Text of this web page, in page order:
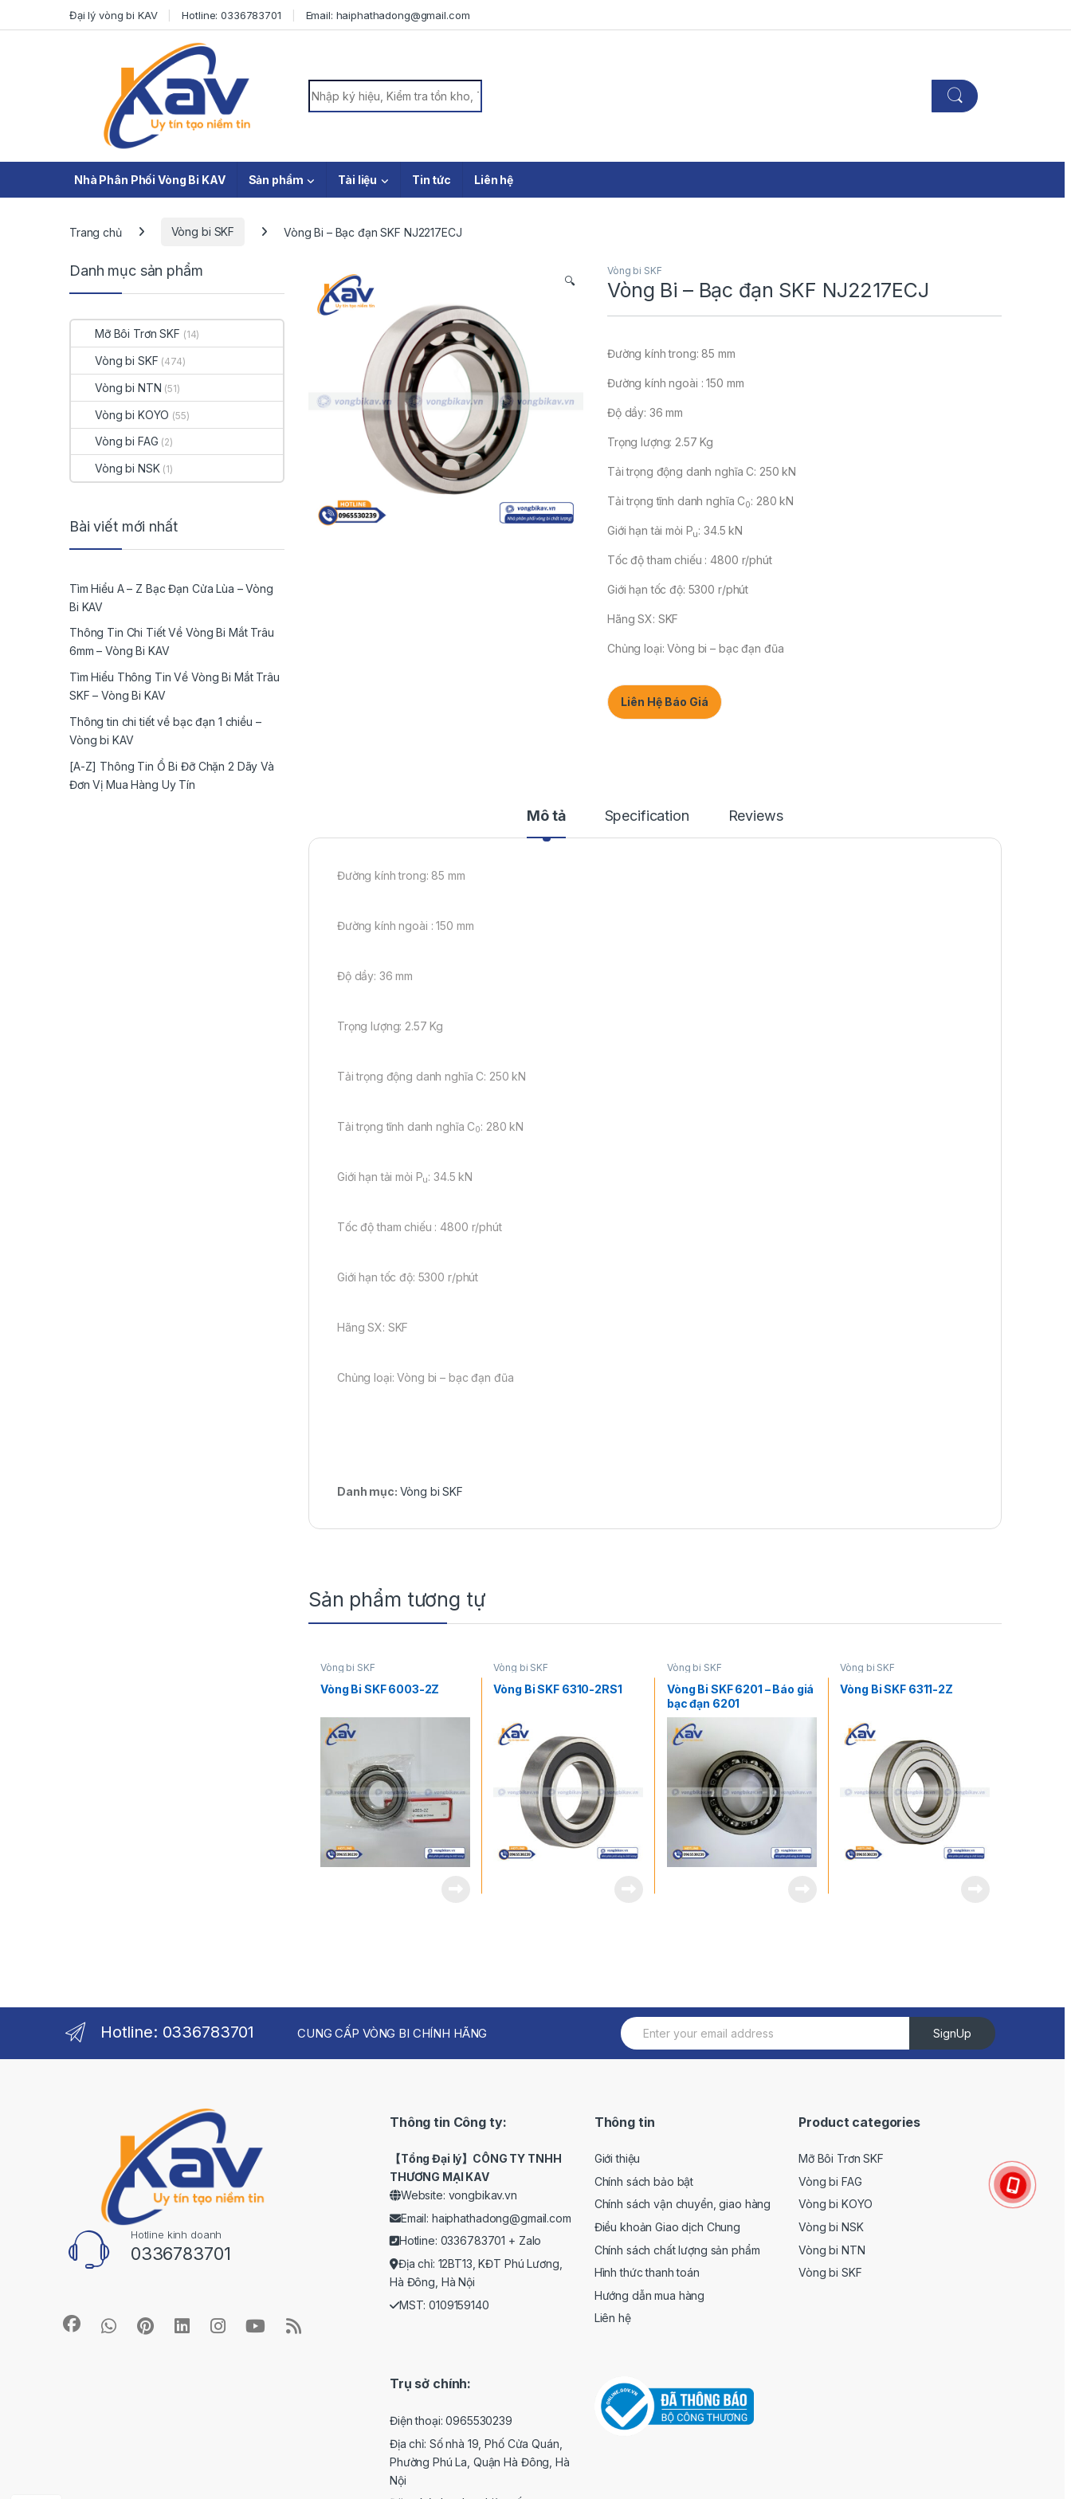
Skip to navigation
Skip to contentĐại lý vòng bi KAV Hotline: 0336783701 Email: haiphathadong@gmail.com
Search for:
Nhà Phân Phối Vòng Bi KAV Sản phẩm Tài liệu Tin tức Liên hệ
Trang chủ Vòng bi SKF Vòng Bi – Bạc đạn SKF NJ2217ECJ
🔍
Vòng bi SKF
Vòng Bi – Bạc đạn SKF NJ2217ECJ
Đường kính trong: 85 mm
Đường kính ngoài : 150 mm
Độ dầy: 36 mm
Trọng lượng: 2.57 Kg
Tải trọng động danh nghĩa C: 250 kN
Tải trọng tĩnh danh nghĩa C0: 280 kN
Giới hạn tải mỏi Pu: 34.5 kN
Tốc độ tham chiếu : 4800 r/phút
Giới hạn tốc độ: 5300 r/phút
Hãng SX: SKF
Chủng loại: Vòng bi – bạc đạn đũa
Liên Hệ Báo Giá
Mô tả Specification Reviews
Đường kính trong: 85 mm
Đường kính ngoài : 150 mm
Độ dầy: 36 mm
Trọng lượng: 2.57 Kg
Tải trọng động danh nghĩa C: 250 kN
Tải trọng tĩnh danh nghĩa C0: 280 kN
Giới hạn tải mỏi Pu: 34.5 kN
Tốc độ tham chiếu : 4800 r/phút
Giới hạn tốc độ: 5300 r/phút
Hãng SX: SKF
Chủng loại: Vòng bi – bạc đạn đũa
Danh mục: Vòng bi SKF
Sản phẩm tương tự
Vòng bi SKF
Vòng Bi SKF 6003-2Z
Vòng bi SKF
Vòng Bi SKF 6310-2RS1
Vòng bi SKF
Vòng Bi SKF 6201 – Báo giá
bạc đạn 6201
Vòng bi SKF
Vòng Bi SKF 6311-2Z
Danh mục sản phẩm
Mỡ Bôi Trơn SKF (14)
Vòng bi SKF (474)
Vòng bi NTN (51)
Vòng bi KOYO (55)
Vòng bi FAG (2)
Vòng bi NSK (1)
Bài viết mới nhất
Tìm Hiểu A – Z Bạc Đạn Cửa Lùa – Vòng
Bi KAV
Thông Tin Chi Tiết Về Vòng Bi Mắt Trâu
6mm – Vòng Bi KAV
Tìm Hiểu Thông Tin Về Vòng Bi Mắt Trâu
SKF – Vòng Bi KAV
Thông tin chi tiết về bạc đạn 1 chiều –
Vòng bi KAV
[A-Z] Thông Tin Ổ Bi Đỡ Chặn 2 Dãy Và
Đơn Vị Mua Hàng Uy Tín
Hotline: 0336783701 CUNG CẤP VÒNG BI CHÍNH HÃNG SignUp
Hotline kinh doanh
0336783701
Thông tin Công ty:
【Tổng Đại lý】CÔNG TY TNHH
THƯƠNG MẠI KAV
Website: vongbikav.vn
Email: haiphathadong@gmail.com
Hotline: 0336783701 + Zalo
Địa chỉ: 12BT13, KĐT Phú Lương,
Hà Đông, Hà Nội
MST: 0109159140
Thông tin
Giới thiệu
Chính sách bảo bật
Chính sách vận chuyển, giao hàng
Điều khoản Giao dịch Chung
Chính sách chất lượng sản phẩm
Hình thức thanh toán
Hướng dẫn mua hàng
Liên hệ
Product categories
Mỡ Bôi Trơn SKF
Vòng bi FAG
Vòng bi KOYO
Vòng bi NSK
Vòng bi NTN
Vòng bi SKF
Trụ sở chính:
Điện thoại: 0965530239
Địa chỉ: Số nhà 19, Phố Cửa Quán,
Phường Phú La, Quận Hà Đông, Hà
Nội